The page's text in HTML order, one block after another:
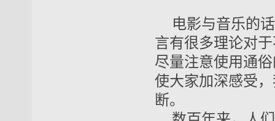
电影与音乐的
言有很多理论对
尽量注意使用通
使大家加深感受
断。